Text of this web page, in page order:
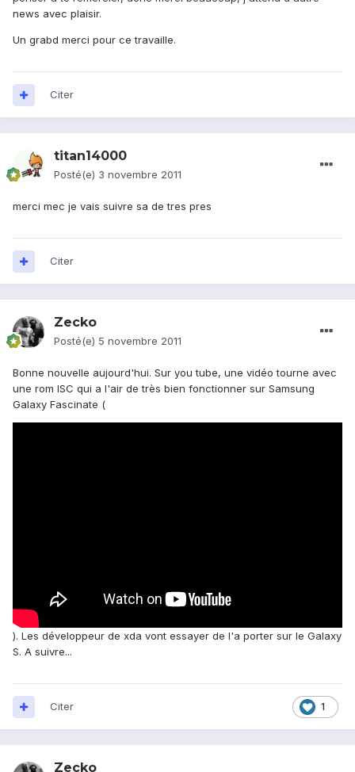
news avec plaisir.
Un grabd merci pour ce travaille.
Citer
titan14000
Posté(e) 3 novembre 2011
merci mec je vais suivre sa de tres pres
Citer
Zecko
Posté(e) 5 novembre 2011
Bonne nouvelle aujourd'hui. Sur you tube, une vidéo tourne avec
une rom ISC qui a l'air de très bien fonctionner sur Samsung
Galaxy Fascinate (
). Les développeur de xda vont essayer de l'a porter sur le Galaxy
S. A suivre...
1
Citer
Zecko